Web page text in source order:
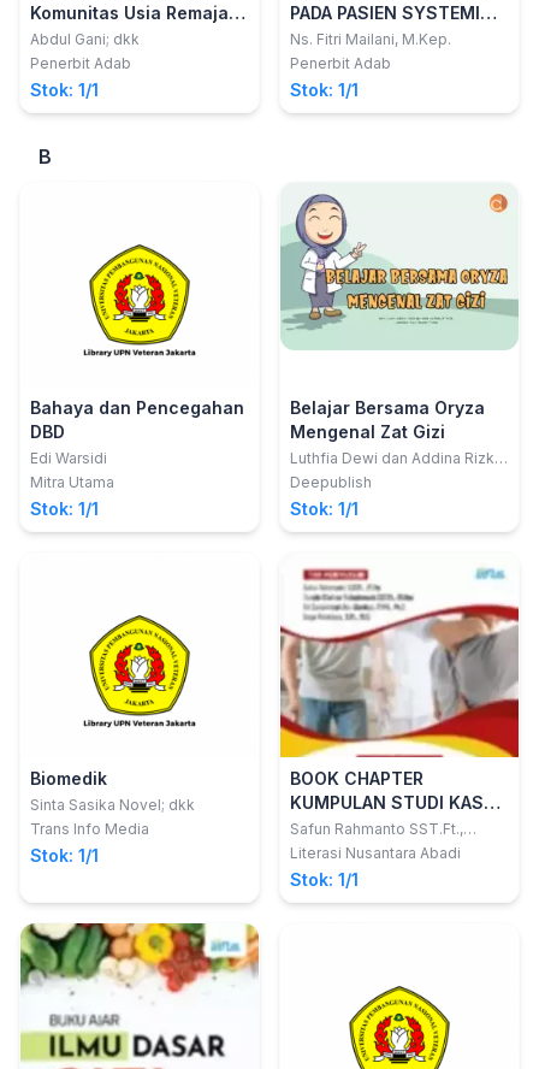
Komunitas Usia Remaja
Dengan Risiko HIV/AIDS
Abdul Gani; dkk
Penerbit Adab
Stok: 1/1
PADA PASIEN SYSTEMIC
LUPUS ERYTHEMATOUS
(SLE)
Ns. Fitri Mailani, M.Kep.
Penerbit Adab
Stok: 1/1
B
Bahaya dan Pencegahan
DBD
Edi Warsidi
Mitra Utama
Stok: 1/1
Belajar Bersama Oryza
Mengenal Zat Gizi
Luthfia Dewi dan Addina Rizky
F.
Deepublish
Stok: 1/1
Biomedik
Sinta Sasika Novel; dkk
Trans Info Media
Stok: 1/1
BOOK CHAPTER
KUMPULAN STUDI KASUS
PENATALAKSANAAN
FISIOTERAPI
Safun Rahmanto SST.Ft.,
M.Fis.; dkk
Literasi Nusantara Abadi
Stok: 1/1